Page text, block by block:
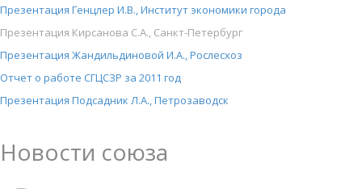
Презентация Генцлер И.В., Институт экономики города
Презентация Кирсанова С.А., Санкт-Петербург
Презентация Жандильдиновой И.А., Рослесхоз
Отчет о работе СГЦСЗР за 2011 год
Презентация Подсадник Л.А., Петрозаводск
Новости союза